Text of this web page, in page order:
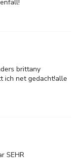
brittany
ich net gedacht!alle
SEHR